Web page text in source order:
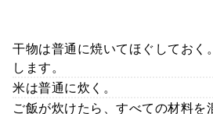
干物は普通に焼いてほぐしておく
します。
米は普通に炊く。
ご飯が炊けたら、すべての材料を